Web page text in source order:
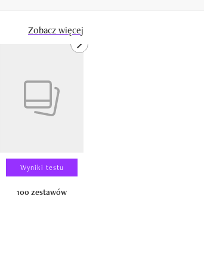
Zobacz więcej
Wyniki testu
100 zestawów
next element